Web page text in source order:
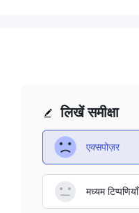
लिखें समीक्षा
एक्सपोज़र
मध्यम टिप्पणियाँ